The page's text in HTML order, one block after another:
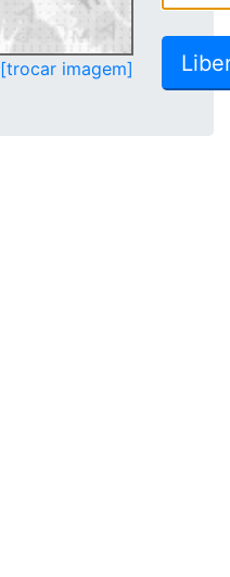
[trocar imagem]